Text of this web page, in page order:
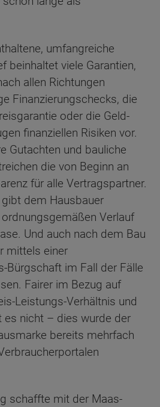
umfangreiche
beinhaltet viele Garantien,
allen Richtungen
Finanzierungschecks, die
oder die Geld-
finanziellen Risiken vor.
Gutachten und bauliche
die von Beginn an
für alle Vertragspartner.
dem Hausbauer
Verlauf
Und auch nach dem Bau
mittels einer
Bürgschaft im Fall der Fälle
Fairer im Bezug auf
Leistungs-Verhältnis und
es nicht – dies wurde der
bereits mehrfach
schaffte mit der Maas-